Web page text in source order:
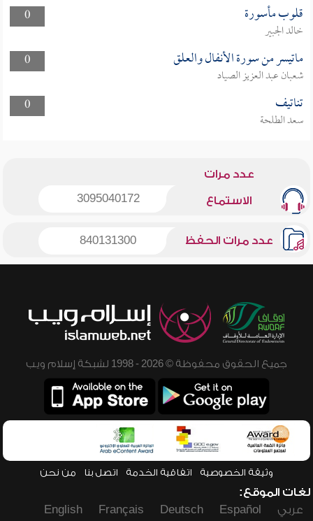
0
قلوب مأسورة
خالد الجبير
0
ماتيسر من سورة الأنفال والعلق
شعبان عبد العزيز الصياد
0
تناتيف
سعد الطلحة
عدد مرات
الاستماع 3095040172
عدد مرات الحفظ 840131300
جميع الحقوق محفوظة © 2026 - 1998 لشبكة إسلام ويب
وثيقة الخصوصية اتفاقية الخدمة اتصل بنا من نحن
لغات الموقع:
عربي
Español
Deutsch
Français
English